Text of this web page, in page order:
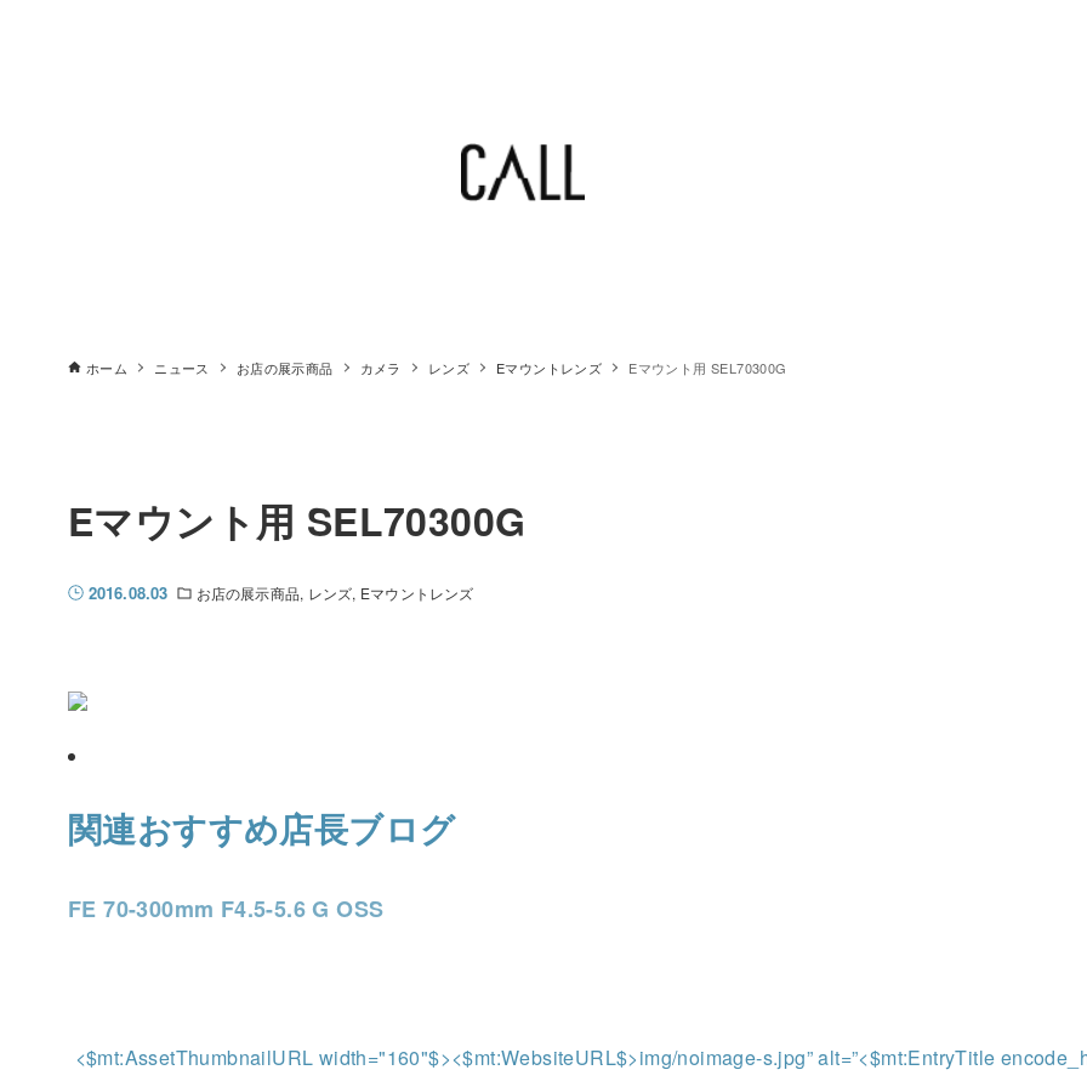
ホーム ニュース お店の展示商品 カメラ レンズ Eマウントレンズ Eマウント用 SEL70300G
Eマウント用 SEL70300G
2016.08.03 お店の展示商品 レンズ Eマウントレンズ
関連おすすめ店長ブログ
FE 70-300mm F4.5-5.6 G OSS
<$mt:AssetThumbnailURL width="160"$><$mt:WebsiteURL$>img/noimage-s.jpg” alt=”<$mt:EntryTitle